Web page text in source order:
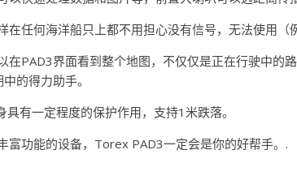
任何海洋船只上都不用担心没有信号，无法使用（
在PAD3界面看到整个地图，不仅仅是正在行驶中的
的得力助手。
有一定程度的保护作用，支持1米跌落。
富功能的设备，Torex PAD3一定会是你的好帮手。.